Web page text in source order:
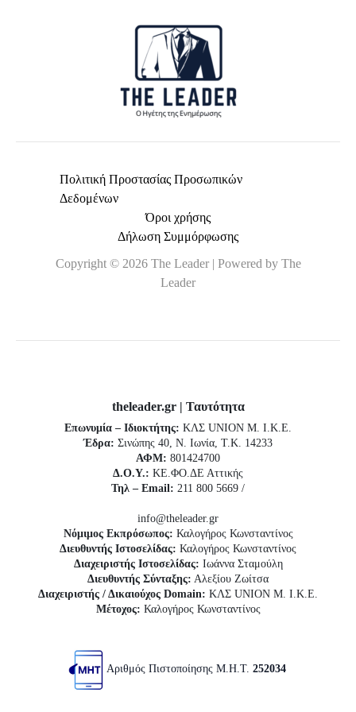
Πολιτική Προστασίας Προσωπικών
Δεδομένων
Όροι χρήσης
Δήλωση Συμμόρφωσης
Copyright © 2026 The Leader | Powered by The
Leader
theleader.gr | Ταυτότητα
Επωνυμία – Ιδιοκτήτης: ΚΛΣ UNION Μ. Ι.Κ.Ε.
Έδρα: Σινώπης 40, Ν. Ιωνία, Τ.Κ. 14233
ΑΦΜ: 801424700
Δ.Ο.Υ.: ΚΕ.ΦΟ.ΔΕ Αττικής
Τηλ – Email: 211 800 5669 /
info@theleader.gr
Νόμιμος Εκπρόσωπος: Καλογήρος Κωνσταντίνος
Διευθυντής Ιστοσελίδας: Καλογήρος Κωνσταντίνος
Διαχειριστής Ιστοσελίδας: Ιωάννα Σταμούλη
Διευθυντής Σύνταξης: Αλεξίου Ζωίτσα
Διαχειριστής / Δικαιούχος Domain: ΚΛΣ UNION Μ. Ι.Κ.Ε.
Μέτοχος: Καλογήρος Κωνσταντίνος
Αριθμός Πιστοποίησης Μ.Η.Τ. 252034